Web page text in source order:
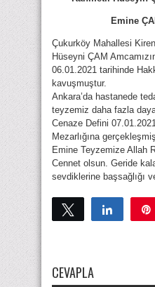
Emine
Çukurköy Mahallesi
Hüseyni ÇAM
06.01.2021 tarihinde
kavuşmuştur.
Ankara’da hastanede
teyzemiz daha fazla
Cenaze Defini
Mezarlığına
Emine Teyzemize Allah
Cennet olsun. Geride
sevdiklerine başsağlığı
Tweetle Paylaş
CEVAPLA